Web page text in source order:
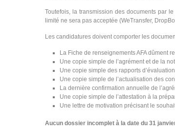
Toutefois, la transmission des documents par
limité ne sera pas acceptée (WeTransfer,
Les candidatures doivent comporter les
La Fiche de renseignements AFA dûment
Une copie simple de l’agrément et de la
Une copie simple des rapports
Une copie simple de l’actualisation des
La dernière confirmation annuelle de
Une copie simple de l’attestation à la
Une lettre de motivation précisant le
Aucun dossier incomplet à la date du 31